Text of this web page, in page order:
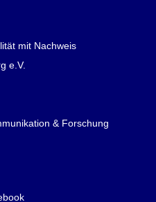
mit Nachweis
e.V.
& Forschung